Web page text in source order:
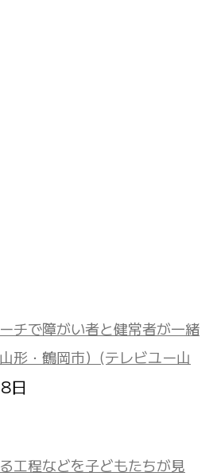
チで障がい者と健常者が一緒
形・鶴岡市）(テレビユー山
日
工程などを子どもたちが見